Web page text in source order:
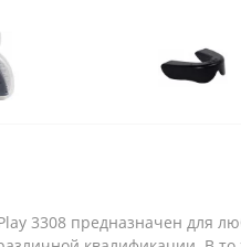
3308 предназначен для